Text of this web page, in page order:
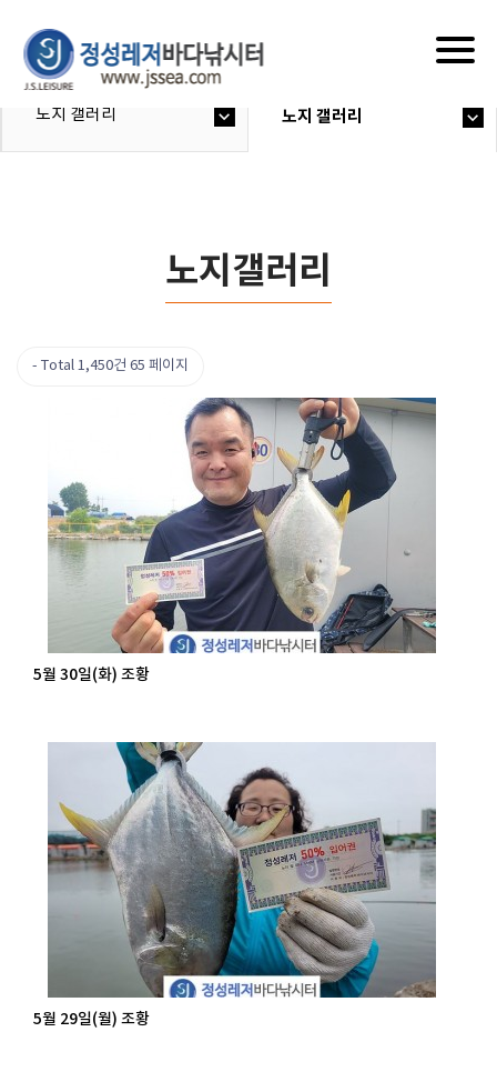
노지 갤러리 노지 갤러리
노지갤러리
Total 1,450건 65 페이지
5월 30일(화) 조황
5월 29일(월) 조황